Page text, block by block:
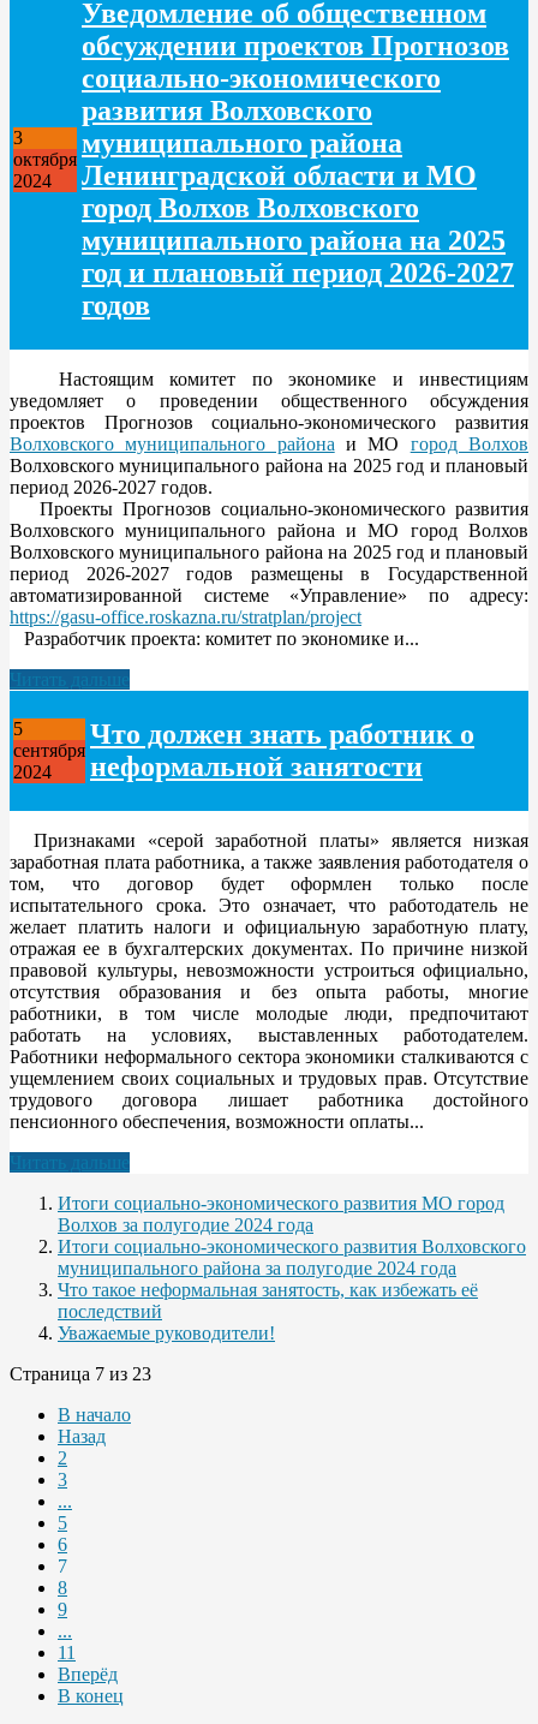
3
октября
2024
Уведомление об общественном
обсуждении проектов Прогнозов
социально-экономического
развития Волховского
муниципального района
Ленинградской области и МО
город Волхов Волховского
муниципального района на 2025
год и плановый период 2026-2027
годов
Настоящим комитет по экономике и инвестициям
уведомляет о проведении общественного обсуждения
проектов Прогнозов социально-экономического развития
Волховского муниципального района и МО город Волхов
Волховского муниципального района на 2025 год и плановый
период 2026-2027 годов.
Проекты Прогнозов социально-экономического развития
Волховского муниципального района и МО город Волхов
Волховского муниципального района на 2025 год и плановый
период 2026-2027 годов размещены в Государственной
автоматизированной системе «Управление» по адресу:
https://gasu-office.roskazna.ru/stratplan/project
Разработчик проекта: комитет по экономике и...
Читать дальше
5
сентября
2024
Что должен знать работник о
неформальной занятости
Признаками «серой заработной платы» является низкая
заработная плата работника, а также заявления работодателя о
том, что договор будет оформлен только после
испытательного срока. Это означает, что работодатель не
желает платить налоги и официальную заработную плату,
отражая ее в бухгалтерских документах. По причине низкой
правовой культуры, невозможности устроиться официально,
отсутствия образования и без опыта работы, многие
работники, в том числе молодые люди, предпочитают
работать на условиях, выставленных работодателем.
Работники неформального сектора экономики сталкиваются с
ущемлением своих социальных и трудовых прав. Отсутствие
трудового договора лишает работника достойного
пенсионного обеспечения, возможности оплаты...
Читать дальше
Итоги социально-экономического развития МО город
Волхов за полугодие 2024 года
Итоги социально-экономического развития Волховского
муниципального района за полугодие 2024 года
Что такое неформальная занятость, как избежать её
последствий
Уважаемые руководители!
Страница 7 из 23
В начало
Назад
2
3
...
5
6
7
8
9
...
11
Вперёд
В конец